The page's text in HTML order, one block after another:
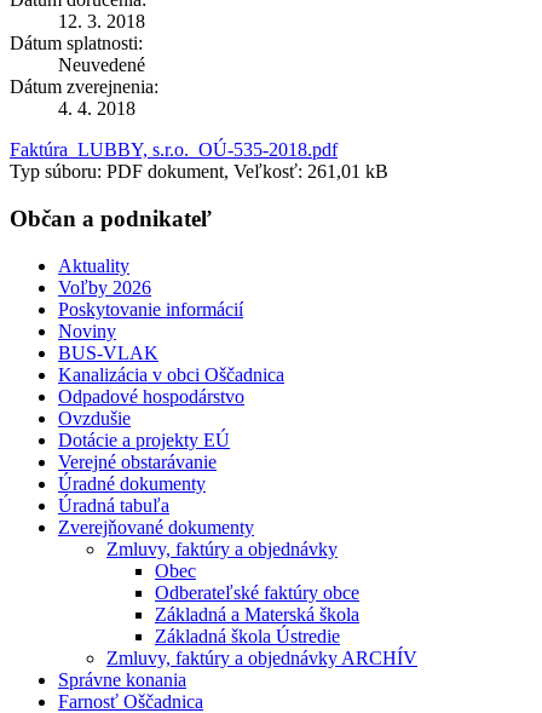
12. 3. 2018
Dátum splatnosti:
Neuvedené
Dátum zverejnenia:
4. 4. 2018
Faktúra_LUBBY, s.r.o._OÚ-535-2018.pdf
Typ súboru: PDF dokument, Veľkosť: 261,01 kB
Občan a podnikateľ
Aktuality
Voľby 2026
Poskytovanie informácií
Noviny
BUS-VLAK
Kanalizácia v obci Oščadnica
Odpadové hospodárstvo
Ovzdušie
Dotácie a projekty EÚ
Verejné obstarávanie
Úradné dokumenty
Úradná tabuľa
Zverejňované dokumenty
Zmluvy, faktúry a objednávky
Obec
Odberateľské faktúry obce
Základná a Materská škola
Základná škola Ústredie
Zmluvy, faktúry a objednávky ARCHÍV
Správne konania
Farnosť Oščadnica